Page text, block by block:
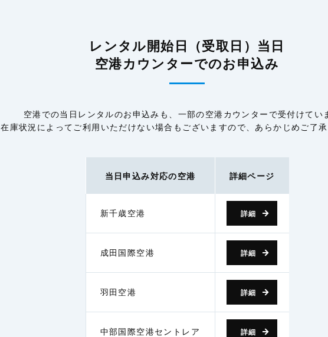
レンタル開始日（受取日）当日
空港カウンターでのお申込み
空港での当日レンタルのお申込みも、一部の空港カウンターで受付けてい
在庫状況によってご利用いただけない場合もございますので、あらかじめご了承
当日申込み対応の空港 詳細ページ
新千歳空港 詳細
成田国際空港 詳細
羽田空港 詳細
中部国際空港セントレア 詳細